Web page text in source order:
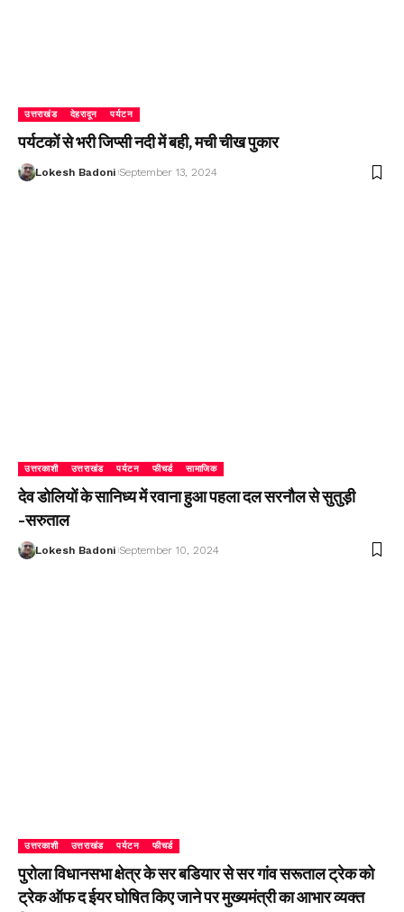
उत्तराखंड देहरादून पर्यटन
पर्यटकों से भरी जिप्सी नदी में बही, मची चीख पुकार
Lokesh Badoni September 13, 2024
उत्तरकाशी उत्तराखंड पर्यटन फीचर्ड सामाजिक
देव डोलियों के सानिध्य में रवाना हुआ पहला दल सरनौल से सुतुड़ी
-सरुताल
Lokesh Badoni September 10, 2024
उत्तरकाशी उत्तराखंड पर्यटन फीचर्ड
पुरोला विधानसभा क्षेत्र के सर बडियार से सर गांव सरूताल ट्रेक को
ट्रेक ऑफ द ईयर घोषित किए जाने पर मुख्यमंत्री का आभार व्यक्त